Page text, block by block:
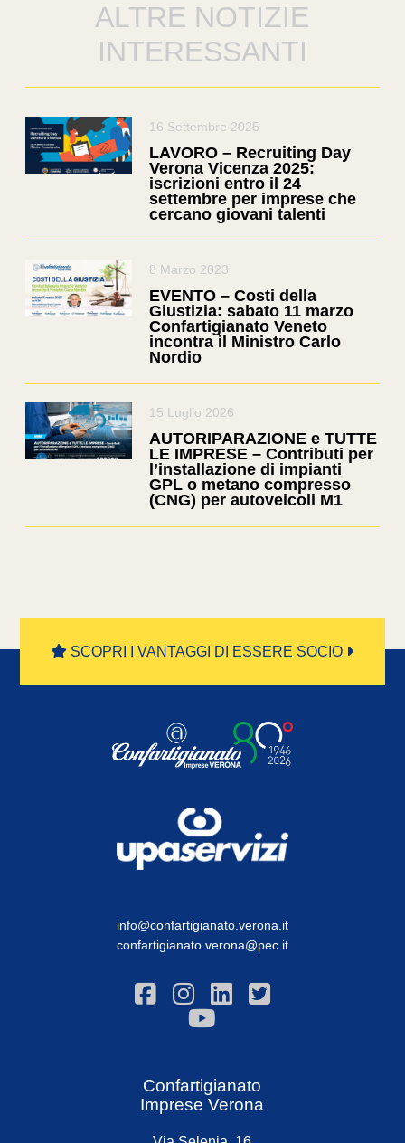
ALTRE NOTIZIE
INTERESSANTI
16 Settembre 2025
LAVORO – Recruiting Day
Verona Vicenza 2025:
iscrizioni entro il 24
settembre per imprese che
cercano giovani talenti
8 Marzo 2023
EVENTO – Costi della
Giustizia: sabato 11 marzo
Confartigianato Veneto
incontra il Ministro Carlo
Nordio
15 Luglio 2026
AUTORIPARAZIONE e TUTTE
LE IMPRESE – Contributi per
l’installazione di impianti
GPL o metano compresso
(CNG) per autoveicoli M1
SCOPRI I VANTAGGI DI ESSERE SOCIO
info@confartigianato.verona.it
confartigianato.verona@pec.it
Confartigianato
Imprese Verona